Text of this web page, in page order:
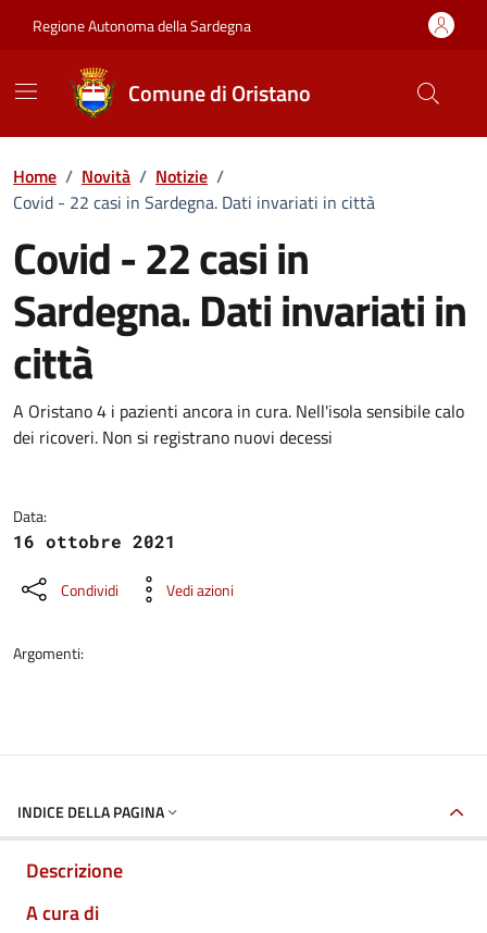
Regione Autonoma della Sardegna
Comune di Oristano
Home / Novità / Notizie /
Covid - 22 casi in Sardegna. Dati invariati in città
Covid - 22 casi in
Sardegna. Dati invariati in
città
Dettagli della notizia
A Oristano 4 i pazienti ancora in cura. Nell'isola sensibile calo
dei ricoveri. Non si registrano nuovi decessi
Data:
16 ottobre 2021
Condividi Vedi azioni
Argomenti:
INDICE DELLA PAGINA
Descrizione
A cura di